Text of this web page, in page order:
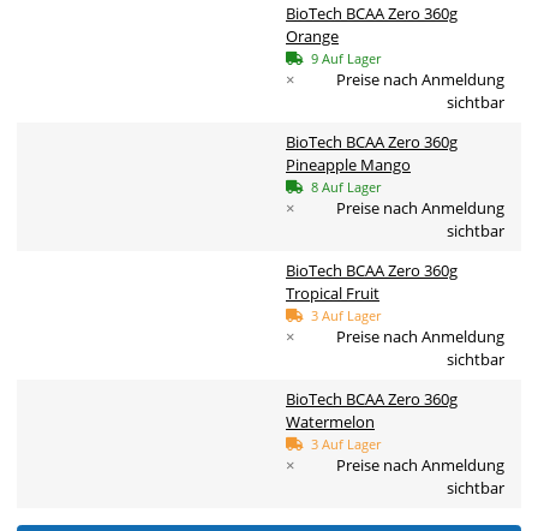
BioTech BCAA Zero 360g
Orange
9 Auf Lager
×
Preise nach Anmeldung
sichtbar
BioTech BCAA Zero 360g
Pineapple Mango
8 Auf Lager
×
Preise nach Anmeldung
sichtbar
BioTech BCAA Zero 360g
Tropical Fruit
3 Auf Lager
×
Preise nach Anmeldung
sichtbar
BioTech BCAA Zero 360g
Watermelon
3 Auf Lager
×
Preise nach Anmeldung
sichtbar